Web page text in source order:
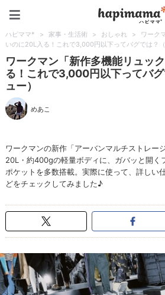
ハピママ* > 家事・生活術 > おしゃれ >
ワーク
いのに20L入る！これで3,000円以下ってバグでは？（
ワークマン「新作多機能リュッ
る！これで3,000円以下ってバ
ュー）
めあこ
ワークマンの新作「アーバンマルチストレー
20L・約400gの軽量ボディに、ガバッと開く
ポケットを多数搭載。実際に使って、詳しい
どをチェックしてみました♪